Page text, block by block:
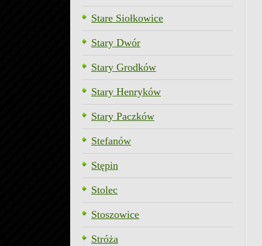
Stare Siołkowice
Stary Dwór
Stary Grodków
Stary Henryków
Stary Paczków
Stefanów
Stępin
Stolec
Stoszowice
Stróża